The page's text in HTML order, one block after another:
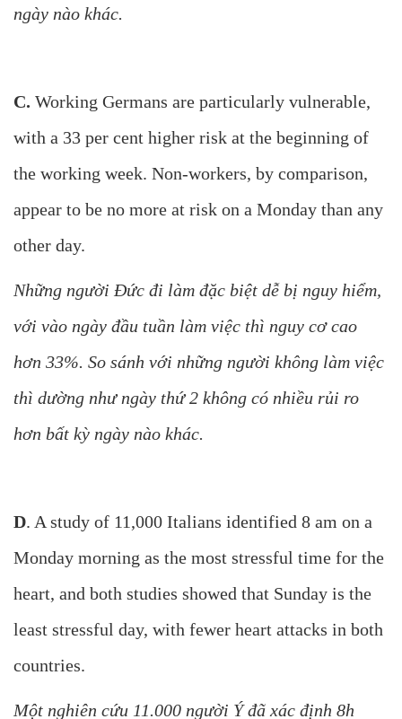
ngày nào khác.
C. Working Germans are particularly vulnerable,
with a 33 per cent higher risk at the beginning of
the working week. Non-workers, by comparison,
appear to be no more at risk on a Monday than any
other day.
Những người Đức đi làm đặc biệt dễ bị nguy hiểm,
với vào ngày đầu tuần làm việc thì nguy cơ cao
hơn 33%. So sánh với những người không làm việc
thì dường như ngày thứ 2 không có nhiều rủi ro
hơn bất kỳ ngày nào khác.
D. A study of 11,000 Italians identified 8 am on a
Monday morning as the most stressful time for the
heart, and both studies showed that Sunday is the
least stressful day, with fewer heart attacks in both
countries.
Một nghiên cứu 11.000 người Ý đã xác định 8h